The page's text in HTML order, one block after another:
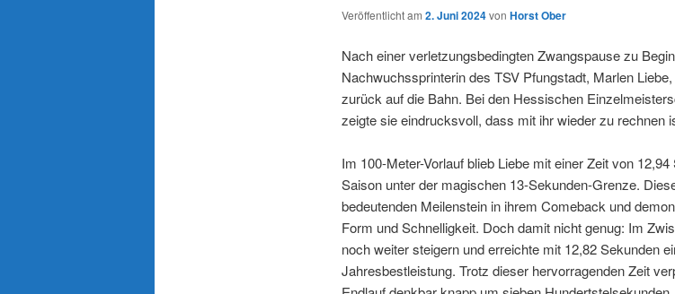
Veröffentlicht am 2. Juni 2024von Horst Ober
Nach einer verletzungsbedingten Zwangspause zu
Nachwuchssprinterin des TSV Pfungstadt, Marlen
zurück auf die Bahn. Bei den Hessischen
zeigte sie eindrucksvoll, dass mit ihr wieder zu rechnen
Im 100-Meter-Vorlauf blieb Liebe mit einer Zeit von
Saison unter der magischen 13-Sekunden-Grenze.
bedeutenden Meilenstein in ihrem Comeback und
Form und Schnelligkeit. Doch damit nicht genug: Im
noch weiter steigern und erreichte mit 12,82 Sekunden
Jahresbestleistung. Trotz dieser hervorragenden Zeit